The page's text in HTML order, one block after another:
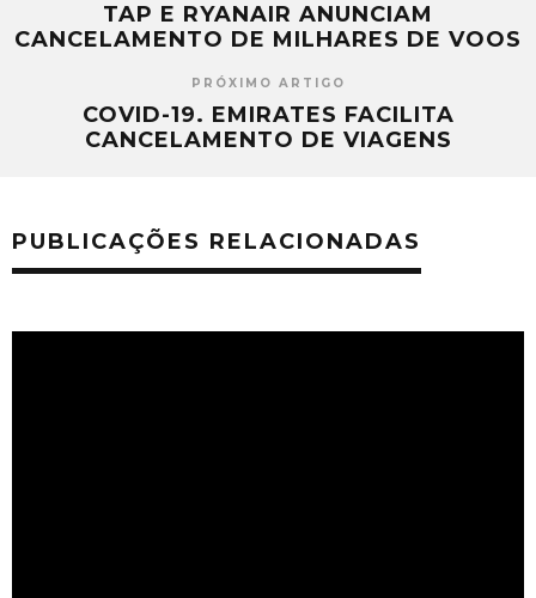
TAP E RYANAIR ANUNCIAM
CANCELAMENTO DE MILHARES DE VOOS
PRÓXIMO ARTIGO
COVID-19. EMIRATES FACILITA
CANCELAMENTO DE VIAGENS
PUBLICAÇÕES RELACIONADAS